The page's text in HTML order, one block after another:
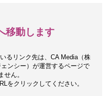
移動します
るリンク先は、 CA Media（株
ンシー）が運営するページで
せん。
をクリックしてください。